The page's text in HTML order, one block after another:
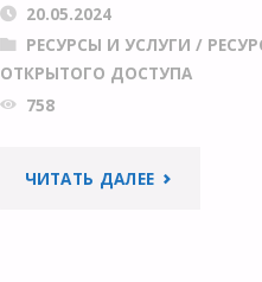
20.05.2024
РЕСУРСЫ И УСЛУГИ /
ОТКРЫТОГО ДОСТУПА
758
ЧИТАТЬ ДАЛЕЕ"КЛЮЧЕВОЙ